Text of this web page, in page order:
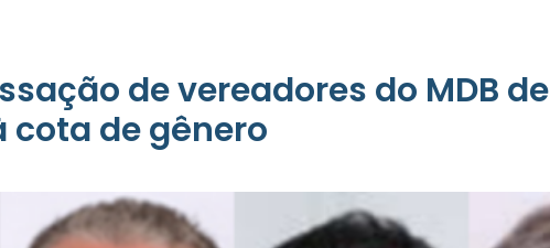
de vereadores do MDB de
cota de gênero